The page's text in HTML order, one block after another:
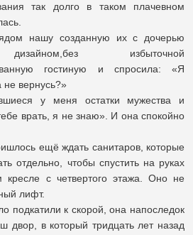
так долго в таком плачевном
нашу созданную их с дочерью
избыточной
гостиную и спросила: «Я
вернусь?»
у меня остатки мужества и
врать, я не знаю». И она спокойно
ещё ждать санитаров, которые
отдельно, чтобы спустить на руках
кресле с четвертого этажа. Оно не
лифт.
подкатили к скорой, она напоследок
двор, в который тридцать лет назад